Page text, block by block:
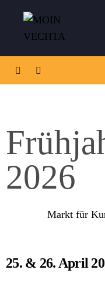
2026
Markt für
25. & 26. April